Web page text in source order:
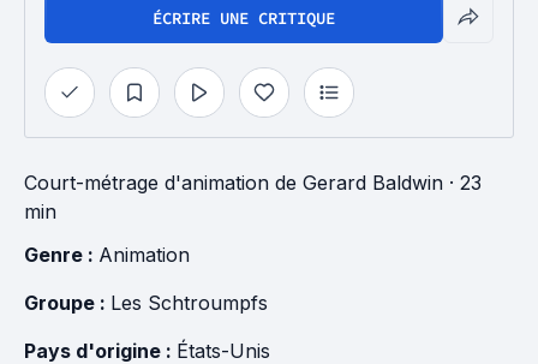
ÉCRIRE UNE CRITIQUE
Court-métrage d'animation de Gerard Baldwin · 23
min
Genre : Animation
Groupe : Les Schtroumpfs
Pays d'origine : États-Unis